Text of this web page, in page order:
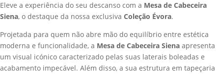
Eleve a experiência do seu descanso com a Mesa de Cabeceira
Siena, o destaque da nossa exclusiva Coleção Évora.
Projetada para quem não abre mão do equilíbrio entre estética
moderna e funcionalidade, a Mesa de Cabeceira Siena apresenta
um visual icónico caracterizado pelas suas laterais boleadas e
acabamento impecável. Além disso, a sua estrutura em tapeçaria